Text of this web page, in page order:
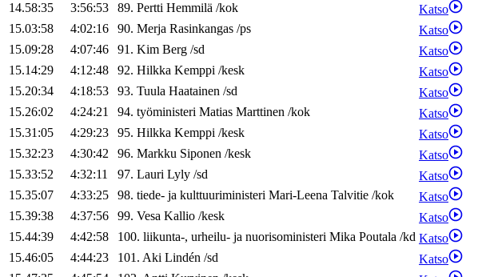
14.58:35
3:56:53 89. Pertti Hemmilä /kok
Katso
15.03:58
4:02:16 90. Merja Rasinkangas /ps
Katso
15.09:28
4:07:46 91. Kim Berg /sd
Katso
15.14:29
4:12:48 92. Hilkka Kemppi /kesk
Katso
15.20:34
4:18:53 93. Tuula Haatainen /sd
Katso
15.26:02
4:24:21 94. työministeri Matias Marttinen /kok
Katso
15.31:05
4:29:23 95. Hilkka Kemppi /kesk
Katso
15.32:23
4:30:42 96. Markku Siponen /kesk
Katso
15.33:52
4:32:11 97. Lauri Lyly /sd
Katso
15.35:07
4:33:25 98. tiede- ja kulttuuriministeri Mari-Leena Talvitie /kok
Katso
15.39:38
4:37:56 99. Vesa Kallio /kesk
Katso
15.44:39
4:42:58 100. liikunta-, urheilu- ja nuorisoministeri Mika Poutala /kd Katso
15.46:05
4:44:23 101. Aki Lindén /sd
Katso